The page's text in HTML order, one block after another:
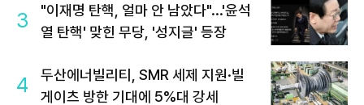
3
"이재명 탄핵, 얼마 안 남았다"...'윤석
열 탄핵' 맞힌 무당, '성지글' 등장
4
두산에너빌리티, SMR 세제 지원·빌
게이츠 방한 기대에 5%대 강세